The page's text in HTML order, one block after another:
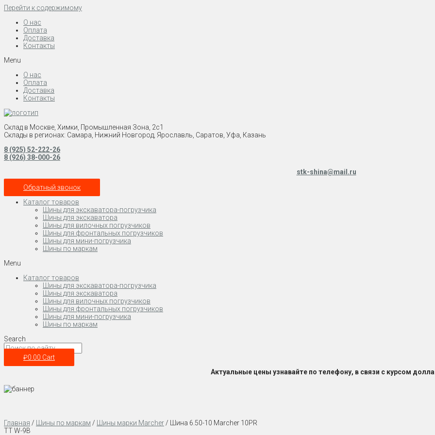
Перейти к содержимому
О нас
Оплата
Доставка
Контакты
Menu
О нас
Оплата
Доставка
Контакты
Склад в Москве, Химки, Промышленная Зона, 2с1
Склады в регионах: Самара, Нижний Новгород, Ярославль, Саратов, Уфа, Казань
8 (925) 52-222-26
8 (926) 38-000-26
stk-shina@mail.ru
Обратный звонок
Каталог товаров
Шины для экскаватора-погрузчика
Шины для экскаватора
Шины для вилочных погрузчиков
Шины для фронтальных погрузчиков
Шины для мини-погрузчика
Шины по маркам
Menu
Каталог товаров
Шины для экскаватора-погрузчика
Шины для экскаватора
Шины для вилочных погрузчиков
Шины для фронтальных погрузчиков
Шины для мини-погрузчика
Шины по маркам
Search
₽0.00 Cart
Актуальные цены узнавайте по телефону, в связи с курсом
Главная / Шины по маркам / Шины марки Marcher / Шина 6.50-10 Marcher 10PR
TT W-9B